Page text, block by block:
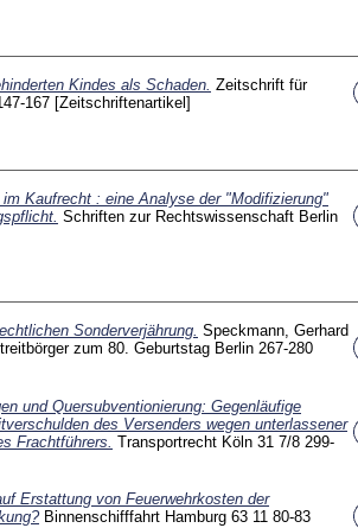
Kindes als Schaden. Zeitschrift für
167 [Zeitschriftenartikel]
Kaufrecht : eine Analyse der "Modifizierung"
Schriften zur Rechtswissenschaft Berlin
Sonderverjährung. Speckmann, Gerhard
zum 80. Geburtstag Berlin 267-280
und Quersubventionierung: Gegenläufige
des Versenders wegen unterlassener
Frachtführers. Transportrecht Köln 31 7/8 299-
Erstattung von Feuerwehrkosten der
Binnenschifffahrt Hamburg 63 11 80-83